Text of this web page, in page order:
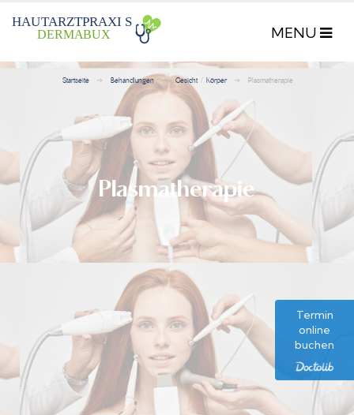
HAUTARZTPRAXI S
DERMABUX
Startseite Behandlungen Gesicht / Körper Plasmatherapie
Plasmatherapie
Termin
online
buchen